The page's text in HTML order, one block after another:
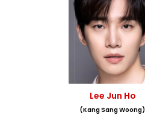
Lee Jun Ho
(Kang Sang Woong)